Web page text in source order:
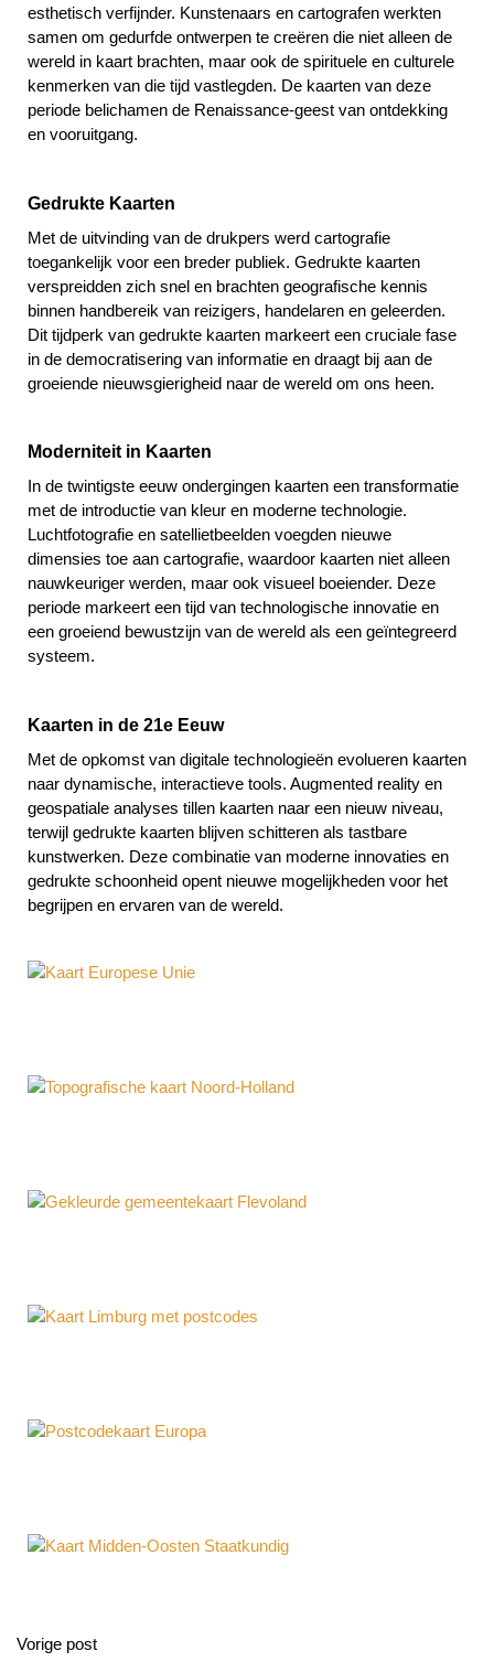
esthetisch verfijnder. Kunstenaars en cartografen werkten
samen om gedurfde ontwerpen te creëren die niet alleen de
wereld in kaart brachten, maar ook de spirituele en culturele
kenmerken van die tijd vastlegden. De kaarten van deze
periode belichamen de Renaissance-geest van ontdekking
en vooruitgang.
Gedrukte Kaarten
Met de uitvinding van de drukpers werd cartografie
toegankelijk voor een breder publiek. Gedrukte kaarten
verspreidden zich snel en brachten geografische kennis
binnen handbereik van reizigers, handelaren en geleerden.
Dit tijdperk van gedrukte kaarten markeert een cruciale fase
in de democratisering van informatie en draagt bij aan de
groeiende nieuwsgierigheid naar de wereld om ons heen.
Moderniteit in Kaarten
In de twintigste eeuw ondergingen kaarten een transformatie
met de introductie van kleur en moderne technologie.
Luchtfotografie en satellietbeelden voegden nieuwe
dimensies toe aan cartografie, waardoor kaarten niet alleen
nauwkeuriger werden, maar ook visueel boeiender. Deze
periode markeert een tijd van technologische innovatie en
een groeiend bewustzijn van de wereld als een geïntegreerd
systeem.
Kaarten in de 21e Eeuw
Met de opkomst van digitale technologieën evolueren kaarten
naar dynamische, interactieve tools. Augmented reality en
geospatiale analyses tillen kaarten naar een nieuw niveau,
terwijl gedrukte kaarten blijven schitteren als tastbare
kunstwerken. Deze combinatie van moderne innovaties en
gedrukte schoonheid opent nieuwe mogelijkheden voor het
begrijpen en ervaren van de wereld.
Vorige post